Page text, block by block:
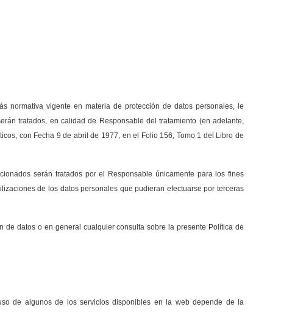
normativa vigente en materia de protección de datos personales, le
tratados, en calidad de Responsable del tratamiento (en adelante,
, con Fecha 9 de abril de 1977, en el Folio 156, Tomo 1 del Libro de
serán tratados por el Responsable únicamente para los fines
de los datos personales que pudieran efectuarse por terceras
datos o en general cualquier consulta sobre la presente Política de
de algunos de los servicios disponibles en la web depende de la